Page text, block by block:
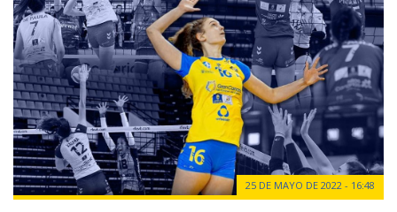
25 DE MAYO DE 2022 - 16:48